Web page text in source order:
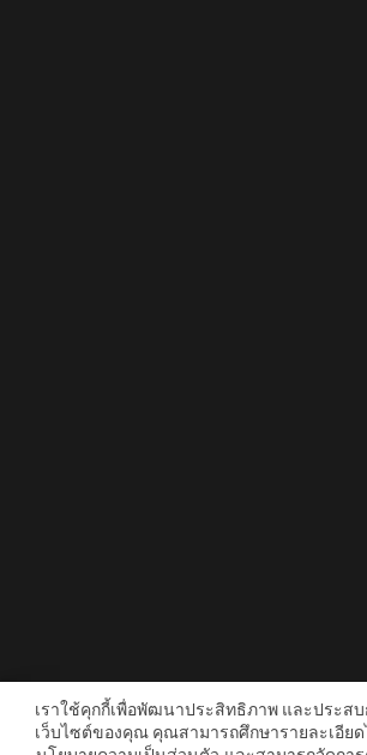
เราใช้คุกกี้เพื่อพัฒนาประสิทธิภาพ และประส
เว็บไซต์ของคุณ คุณสามารถศึกษารายละเอีย